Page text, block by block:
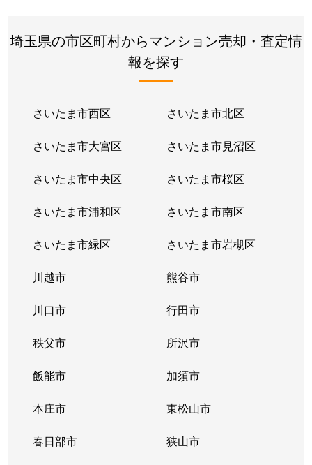
埼玉県の市区町村からマンション売却・査定情
報を探す
さいたま市西区 さいたま市北区
さいたま市大宮区 さいたま市見沼区
さいたま市中央区 さいたま市桜区
さいたま市浦和区 さいたま市南区
さいたま市緑区 さいたま市岩槻区
川越市 熊谷市
川口市 行田市
秩父市 所沢市
飯能市 加須市
本庄市 東松山市
春日部市 狭山市